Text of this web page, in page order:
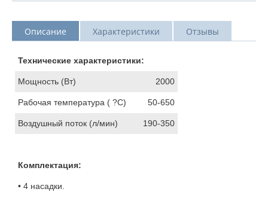
Описание Характеристики Отзывы
Технические характеристики:
Мощность (Вт) 2000
Рабочая температура ( ?С) 50-650
Воздушный поток (л/мин) 190-350
Комплектация:
• 4 насадки.